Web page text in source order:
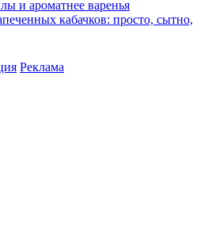
и ароматнее варенья
кабачков: просто, сытно,
Реклама